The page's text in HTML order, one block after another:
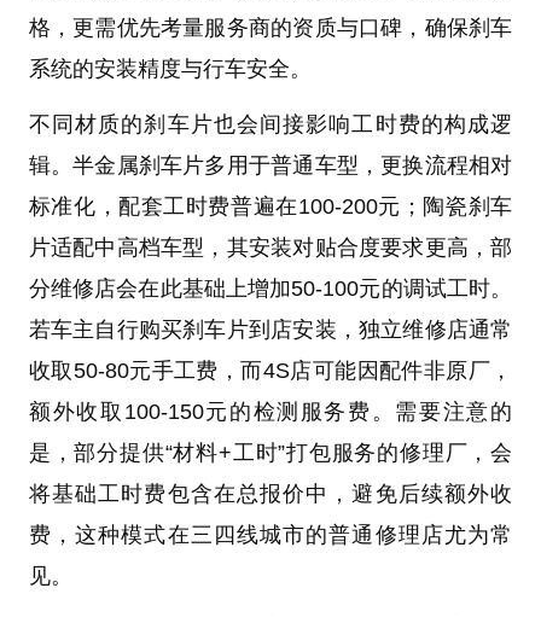
格，更需优先考量服务商的资质与口碑，确保刹车
系统的安装精度与行车安全。
不同材质的刹车片也会间接影响工时费的构成逻
辑。半金属刹车片多用于普通车型，更换流程相对
标准化，配套工时费普遍在100-200元；陶瓷刹车
片适配中高档车型，其安装对贴合度要求更高，部
分维修店会在此基础上增加50-100元的调试工时。
若车主自行购买刹车片到店安装，独立维修店通常
收取50-80元手工费，而4S店可能因配件非原厂，
额外收取100-150元的检测服务费。需要注意的
是，部分提供“材料+工时”打包服务的修理厂，会
将基础工时费包含在总报价中，避免后续额外收
费，这种模式在三四线城市的普通修理店尤为常
见。